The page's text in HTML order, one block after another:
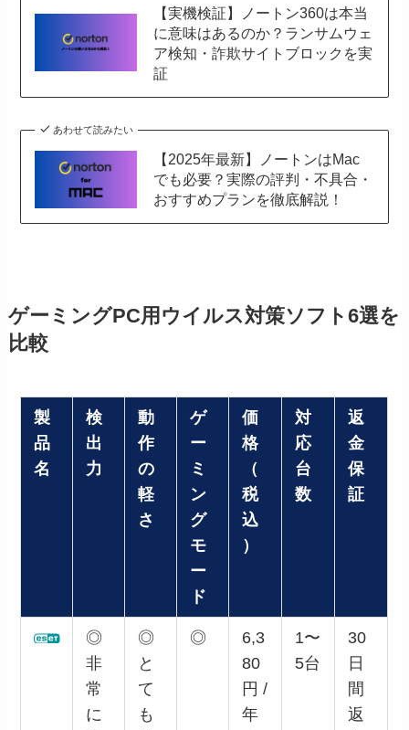
【実機検証】ノートン360は本当
に意味はあるのか？ランサムウェ
ア検知・詐欺サイトブロックを実
証
あわせて読みたい
【2025年最新】ノートンはMac
でも必要？実際の評判・不具合・
おすすめプランを徹底解説！
ゲーミングPC用ウイルス対策ソフト6選を
比較
製
品
名
検
出
力
動
作
の
軽
さ
ゲ
ー
ミ
ン
グ
モ
ー
ド
価
格
（
税
込
）
対
応
台
数
返
金
保
証
◎
非
常
に
◎
と
て
も
◎
6,3
80
円 /
年
1〜
5台
30
日
間
返